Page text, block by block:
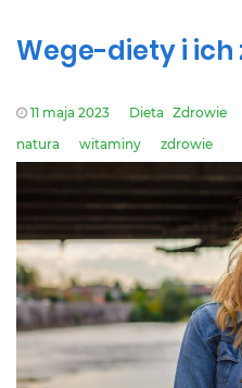
Wege-diety i ich
11 maja 2023 Dieta Zdrowie
natura
witaminy zdrowie